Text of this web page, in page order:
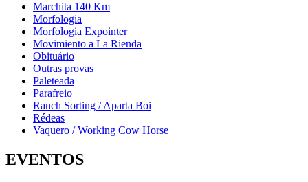
Marchita 140 Km
Morfologia
Morfologia Expointer
Movimiento a La Rienda
Obituário
Outras provas
Paleteada
Parafreio
Ranch Sorting / Aparta Boi
Rédeas
Vaquero / Working Cow Horse
EVENTOS